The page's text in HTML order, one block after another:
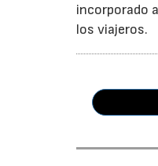
incorporado
los viajeros.